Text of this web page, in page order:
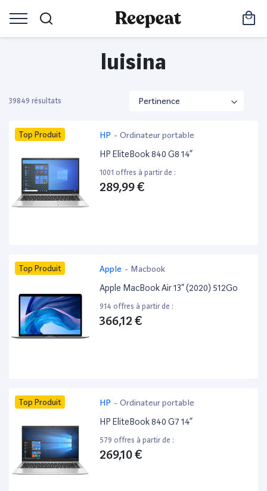
luisina
39849 résultats
Top Produit HP - Ordinateur portable
HP EliteBook 840 G8 14”
1001 offres à partir de :
289,99 €
Top Produit Apple - Macbook
Apple MacBook Air 13” (2020) 512Go
914 offres à partir de :
366,12 €
Top Produit HP - Ordinateur portable
HP EliteBook 840 G7 14”
579 offres à partir de :
269,10 €